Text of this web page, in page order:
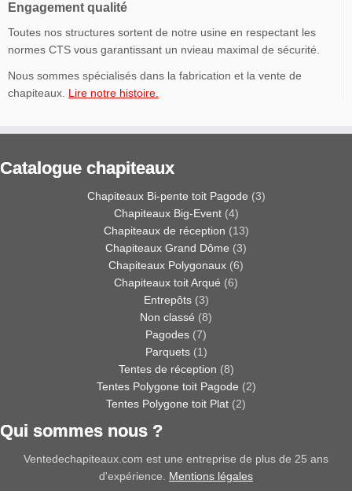
Engagement qualité
Toutes nos structures sortent de notre usine en respectant les
normes CTS vous garantissant un nvieau maximal de sécurité.
Nous sommes spécialisés dans la fabrication et la vente de
chapiteaux. Lire notre histoire.
Catalogue chapiteaux
Chapiteaux Bi-pente toit Pagode (3)
Chapiteaux Big-Event (4)
Chapiteaux de réception (13)
Chapiteaux Grand Dôme (3)
Chapiteaux Polygonaux (6)
Chapiteaux toit Arqué (6)
Entrepôts (3)
Non classé (8)
Pagodes (7)
Parquets (1)
Tentes de réception (8)
Tentes Polygone toit Pagode (2)
Tentes Polygone toit Plat (2)
Qui sommes nous ?
Ventedechapiteaux.com est une entreprise de plus de 25 ans
d'expérience. Mentions légales